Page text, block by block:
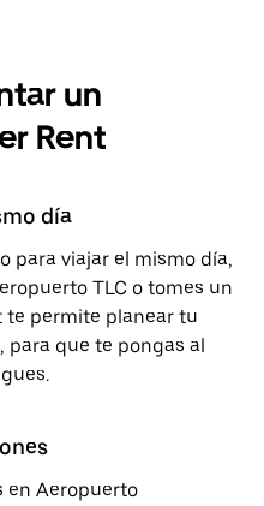
un
Rent
día
para viajar el mismo día,
TLC o tomes un
te permite planear tu
para que te pongas al
en Aeropuerto